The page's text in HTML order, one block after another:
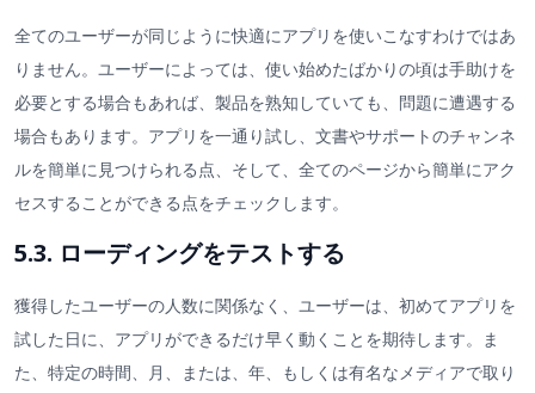
全てのユーザーが同じように快適にアプリを使いこなすわけではあ
りません。ユーザーによっては、使い始めたばかりの頃は手助けを
必要とする場合もあれば、製品を熟知していても、問題に遭遇する
場合もあります。アプリを一通り試し、文書やサポートのチャンネ
ルを簡単に見つけられる点、そして、全てのページから簡単にアク
セスすることができる点をチェックします。
5.3. ローディングをテストする
獲得したユーザーの人数に関係なく、ユーザーは、初めてアプリを
試した日に、アプリができるだけ早く動くことを期待します。ま
た、特定の時間、月、または、年、もしくは有名なメディアで取り